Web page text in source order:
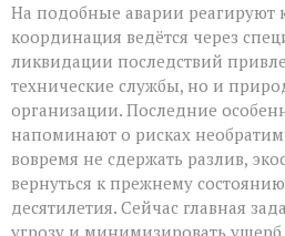
На подобные аварии реагируют
координация ведётся через
ликвидации последствий
технические службы, но и
организации. Последние
напоминают о рисках
вовремя не сдержать разлив,
вернуться к прежнему
десятилетия. Сейчас главная